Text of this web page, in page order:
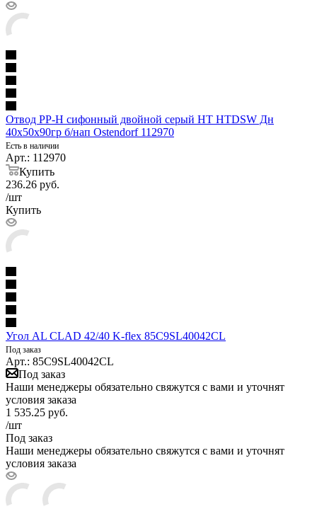
Отвод PP-H сифонный двойной серый HT HTDSW Дн
40х50х90гр б/нап Ostendorf 112970
Есть в наличии
Арт.: 112970
Купить
236.26 руб.
/шт
Купить
Угол AL CLAD 42/40 K-flex 85C9SL40042CL
Под заказ
Арт.: 85C9SL40042CL
Под заказ
Наши менеджеры обязательно свяжутся с вами и уточнят
условия заказа
1 535.25 руб.
/шт
Под заказ
Наши менеджеры обязательно свяжутся с вами и уточнят
условия заказа